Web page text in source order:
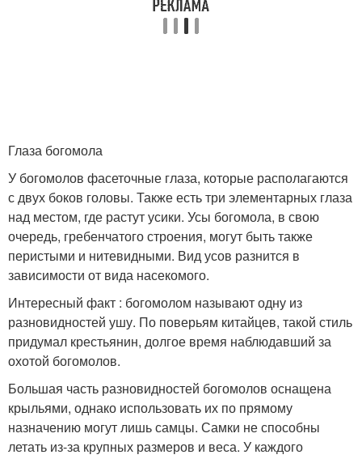
Глаза богомола
У богомолов фасеточные глаза, которые располагаются
с двух боков головы. Также есть три элементарных глаза
над местом, где растут усики. Усы богомола, в свою
очередь, гребенчатого строения, могут быть также
перистыми и нитевидными. Вид усов разнится в
зависимости от вида насекомого.
Интересный факт : богомолом называют одну из
разновидностей ушу. По поверьям китайцев, такой стиль
придумал крестьянин, долгое время наблюдавший за
охотой богомолов.
Большая часть разновидностей богомолов оснащена
крыльями, однако использовать их по прямому
назначению могут лишь самцы. Самки не способны
летать из-за крупных размеров и веса. У каждого